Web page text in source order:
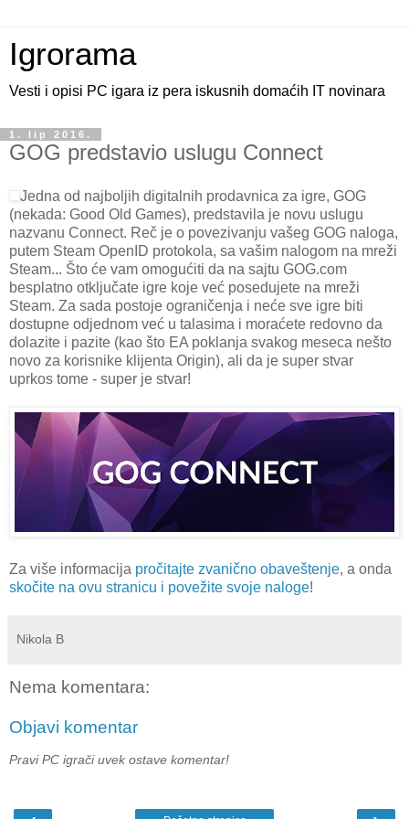
Igrorama
Vesti i opisi PC igara iz pera iskusnih domaćih IT novinara
1. lip 2016.
GOG predstavio uslugu Connect
Jedna od najboljih digitalnih prodavnica za igre, GOG
(nekada: Good Old Games), predstavila je novu uslugu
nazvanu Connect. Reč je o povezivanju vašeg GOG naloga,
putem Steam OpenID protokola, sa vašim nalogom na mreži
Steam... Što će vam omogućiti da na sajtu GOG.com
besplatno otključate igre koje već posedujete na mreži
Steam. Za sada postoje ograničenja i neće sve igre biti
dostupne odjednom već u talasima i moraćete redovno da
dolazite i pazite (kao što EA poklanja svakog meseca nešto
novo za korisnike klijenta Origin), ali da je super stvar
uprkos tome - super je stvar!
Za više informacija pročitajte zvanično obaveštenje, a onda
skočite na ovu stranicu i povežite svoje naloge!
Nikola B
Nema komentara:
Objavi komentar
Pravi PC igrači uvek ostave komentar!